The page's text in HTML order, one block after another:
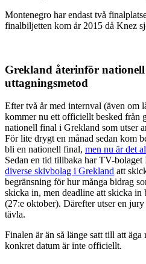
Montenegro har endast två
finalbiljetten kom år 2015 då Knez
Grekland återinför
uttagningsmetod
Efter två år med internval (även om
kommer nu ett officiellt besked från
nationell final i Grekland som utser
För lite drygt en månad sedan kom
bli en nationell final, men nu är det
Sedan en tid tillbaka har TV-bolaget
diverse skivbolag i Grekland att
begränsning för hur många bidrag
skicka in, men deadline att skicka in
(27:e oktober). Därefter utser en
tävla.
Finalen är än så länge satt till att
konkret datum är inte officiellt.